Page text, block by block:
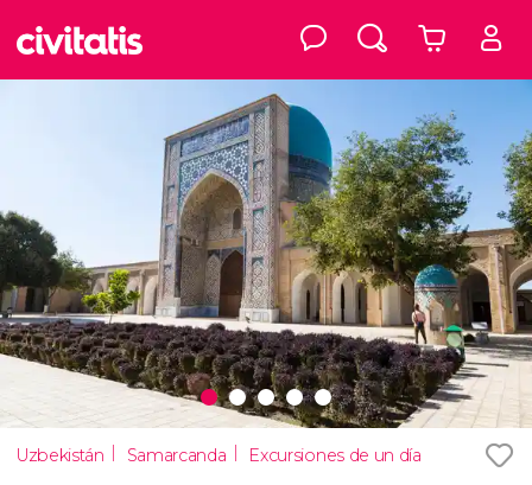
Uzbekistán Samarcanda Excursiones de un día